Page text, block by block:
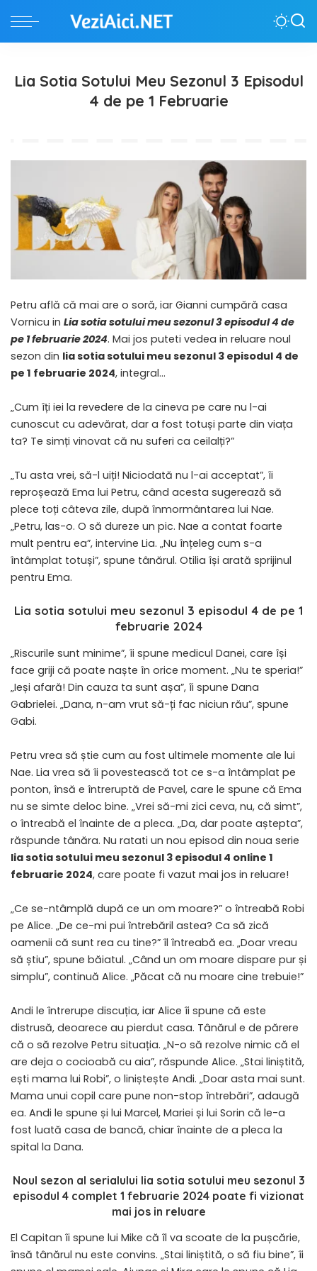
Lia Sotia Sotului Meu Sezonul 3 Episodul
4 de pe 1 Februarie
Petru află că mai are o soră, iar Gianni cumpără casa
Vornicu in Lia sotia sotului meu sezonul 3 episodul 4 de
pe 1 februarie 2024. Mai jos puteti vedea in reluare noul
sezon din lia sotia sotului meu sezonul 3 episodul 4 de
pe 1 februarie 2024, integral…
„Cum îți iei la revedere de la cineva pe care nu l-ai
cunoscut cu adevărat, dar a fost totuși parte din viața
ta? Te simți vinovat că nu suferi ca ceilalți?”
„Tu asta vrei, să-l uiți! Niciodată nu l-ai acceptat”, îi
reproșează Ema lui Petru, când acesta sugerează să
plece toți câteva zile, după înmormântarea lui Nae.
„Petru, las-o. O să dureze un pic. Nae a contat foarte
mult pentru ea”, intervine Lia. „Nu înțeleg cum s-a
întâmplat totuși”, spune tânărul. Otilia își arată sprijinul
pentru Ema.
Lia sotia sotului meu sezonul 3 episodul 4 de pe 1
februarie 2024
„Riscurile sunt minime”, îi spune medicul Danei, care își
face griji că poate naște în orice moment. „Nu te speria!”
„Ieși afară! Din cauza ta sunt așa”, îi spune Dana
Gabrielei. „Dana, n-am vrut să-ți fac niciun rău”, spune
Gabi.
Petru vrea să știe cum au fost ultimele momente ale lui
Nae. Lia vrea să îi povestească tot ce s-a întâmplat pe
ponton, însă e întreruptă de Pavel, care le spune că Ema
nu se simte deloc bine. „Vrei să-mi zici ceva, nu, că simt”,
o întreabă el înainte de a pleca. „Da, dar poate aștepta”,
răspunde tânăra. Nu ratati un nou episod din noua serie
lia sotia sotului meu sezonul 3 episodul 4 online 1
februarie 2024, care poate fi vazut mai jos in reluare!
„Ce se-ntâmplă după ce un om moare?” o întreabă Robi
pe Alice. „De ce-mi pui întrebăril astea? Ca să zică
oamenii că sunt rea cu tine?” îl întreabă ea. „Doar vreau
să știu”, spune băiatul. „Când un om moare dispare pur și
simplu”, continuă Alice. „Păcat că nu moare cine trebuie!”
Andi le întrerupe discuția, iar Alice îi spune că este
distrusă, deoarece au pierdut casa. Tânărul e de părere
că o să rezolve Petru situația. „N-o să rezolve nimic că el
are deja o cocioabă cu aia”, răspunde Alice. „Stai liniștită,
ești mama lui Robi”, o liniștește Andi. „Doar asta mai sunt.
Mama unui copil care pune non-stop întrebări”, adaugă
ea. Andi le spune și lui Marcel, Mariei și lui Sorin că le-a
fost luată casa de bancă, chiar înainte de a pleca la
spital la Dana.
Noul sezon al serialului lia sotia sotului meu sezonul 3
episodul 4 complet 1 februarie 2024 poate fi vizionat
mai jos in reluare
El Capitan îi spune lui Mike că îl va scoate de la pușcărie,
însă tânărul nu este convins. „Stai liniștită, o să fiu bine”, îi